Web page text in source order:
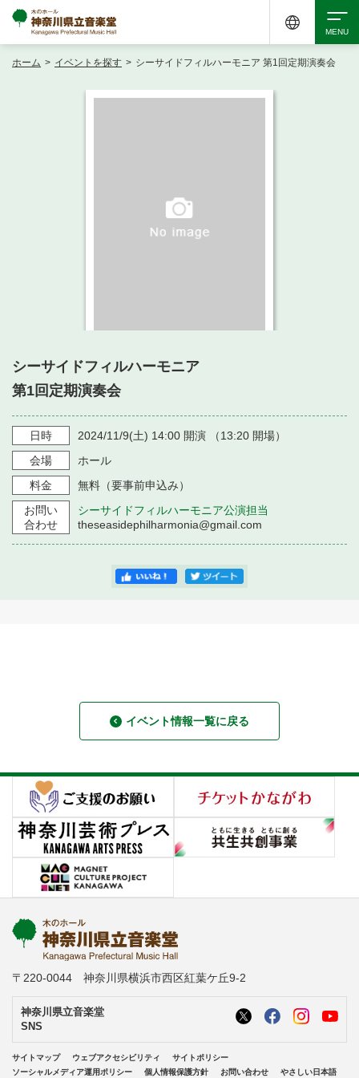
・ フロアマップ
・ 交通案内
・ よくある質問
・ 施設を借りる
・ 抽選対象日
・ 利用料金
音楽堂について
・ 音楽堂のご案内
・ フロアマップ
・ 芸術参与
神奈川県立音楽堂
SNS
ホーム > イベントを探す > シーサイドフィルハーモニア 第1回定期演奏会
シーサイドフィルハーモニア
第1回定期演奏会
日時 2024/11/9(土) 14:00 開演 （13:20 開場）
会場
ホール
料金
無料（要事前申込み）
お問い
合わせ
シーサイドフィルハーモニア公演担当
theseasidephilharmonia@gmail.com
イベント情報一覧に戻る
〒220-0044 神奈川県横浜市西区紅葉ケ丘9-2
神奈川県立音楽堂
SNS
サイトマップ ウェブアクセシビリティ
サイトポリシー
ソーシャルメディア運用ポリシー
個人情報保護方針 お問い合わせ やさしい日本語